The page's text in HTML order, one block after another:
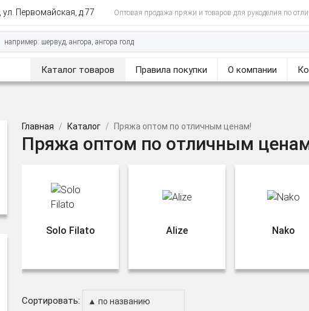
ул. Первомайская, д.77 Оптовая продажа пряжи и товаров для рукоделия по
Каталог товаров Правила покупки О компании
Главная Каталог Пряжа оптом по отличным ценам!
Пряжа оптом по отличным
Solo Filato Alize Nako
Сортировать: